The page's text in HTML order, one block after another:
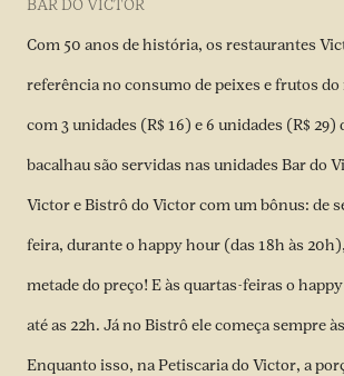
BAR DO VICTOR
Com 50 anos de história, os restaurantes
referência no consumo de peixes e frutos do
com 3 unidades (R$ 16) e 6 unidades (R$
bacalhau são servidas nas unidades Bar do
Victor e Bistrô do Victor com um bônus: de
feira, durante o happy hour (das 18h às
metade do preço! E às quartas-feiras o
até as 22h. Já no Bistrô ele começa sempre
Enquanto isso, na Petiscaria do Victor, a